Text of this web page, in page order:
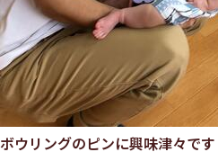
ボウリングのピンに興味津々で